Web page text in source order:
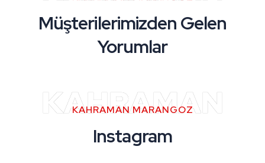
Müşterilerimizden Gelen
Yorumlar
KAHRAMAN MARANGOZ
Instagram
KAHRAMAN